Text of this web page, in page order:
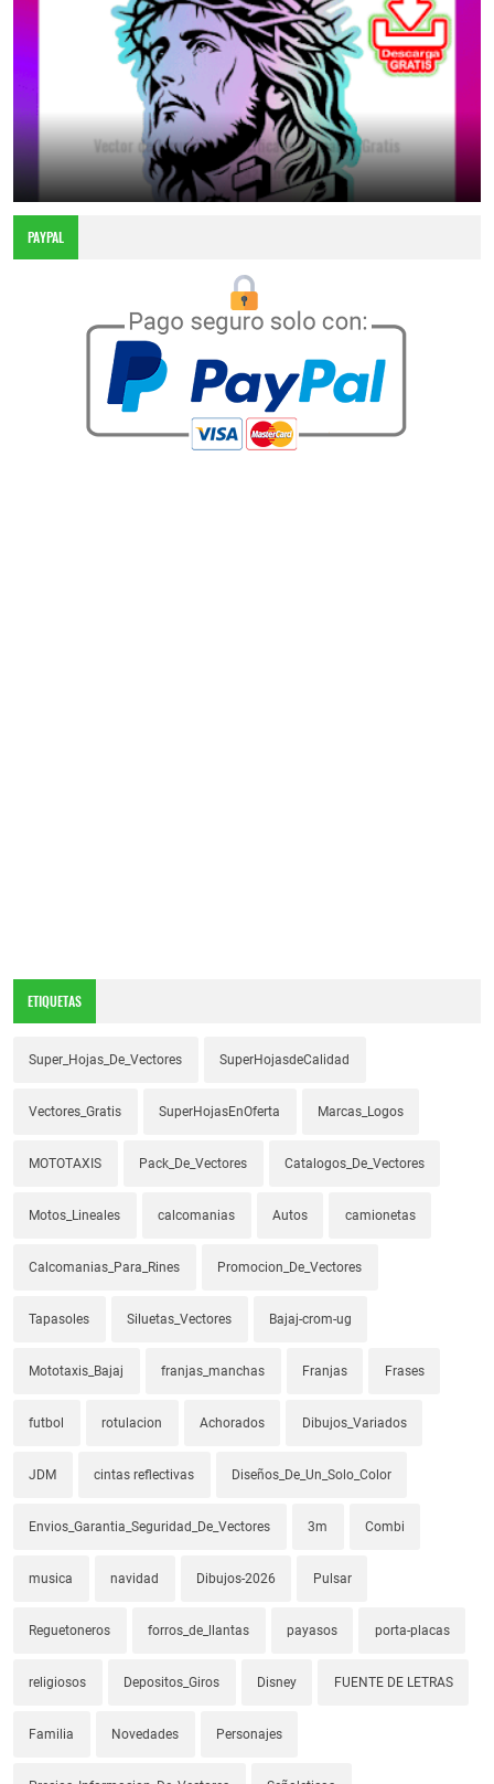
Vector de Jesucristo Crucificado Descarga Gratis
10:42 a.m.
PAYPAL
ETIQUETAS
Super_Hojas_De_Vectores SuperHojasdeCalidad
Vectores_Gratis SuperHojasEnOferta Marcas_Logos
MOTOTAXIS Pack_De_Vectores Catalogos_De_Vectores
Motos_Lineales calcomanias Autos camionetas
Calcomanias_Para_Rines Promocion_De_Vectores
Tapasoles Siluetas_Vectores Bajaj-crom-ug
Mototaxis_Bajaj franjas_manchas Franjas Frases
futbol rotulacion Achorados Dibujos_Variados
JDM cintas reflectivas Diseños_De_Un_Solo_Color
Envios_Garantia_Seguridad_De_Vectores 3m Combi
musica navidad Dibujos-2026 Pulsar
Reguetoneros forros_de_llantas payasos porta-placas
religiosos Depositos_Giros Disney FUENTE DE LETRAS
Familia Novedades Personajes